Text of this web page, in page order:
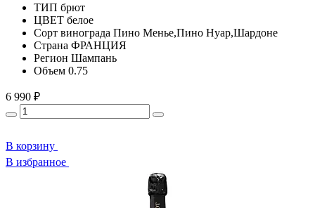
ТИП брют
ЦВЕТ белое
Сорт винограда Пино Менье,Пино Нуар,Шардоне
Страна ФРАНЦИЯ
Регион Шампань
Объем 0.75
6 990 ₽
В корзину
В избранное